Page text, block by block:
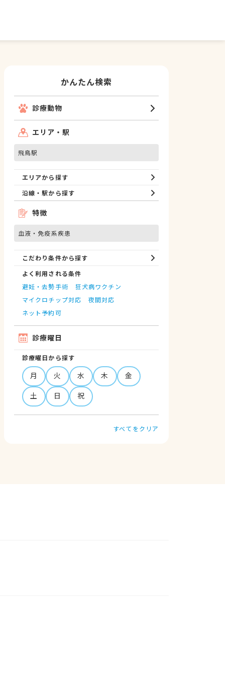
かんたん検索
診療動物
エリア・駅
飛鳥駅
エリアから探す
沿線・駅から探す
特徴
血液・免疫系疾患
こだわり条件から探す
よく利用される条件
避妊・去勢手術
狂犬病ワクチン
マイクロチップ対応
夜間対応
ネット予約可
診療曜日
診療曜日から探す
月 火 水 木
金
土
日 祝
すべてをクリア